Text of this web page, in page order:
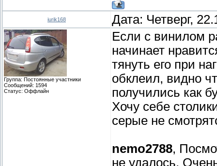
iurik168 Дата: Четверг,
Группа: Постоянные участники
Сообщений: 1594
Статус: Оффлайн
Если с винилом
начинает
тянуть его при
обклеил, видно
получились как
Хочу себе
серые не
nemo2788,
не удалось.